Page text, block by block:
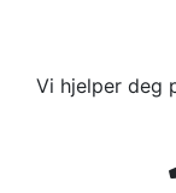
Vi hjelper deg